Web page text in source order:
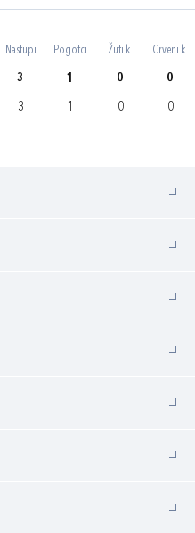
Nastupi Pogotci Žuti k. Crveni k.
3 1 0 0
3 1 0 0